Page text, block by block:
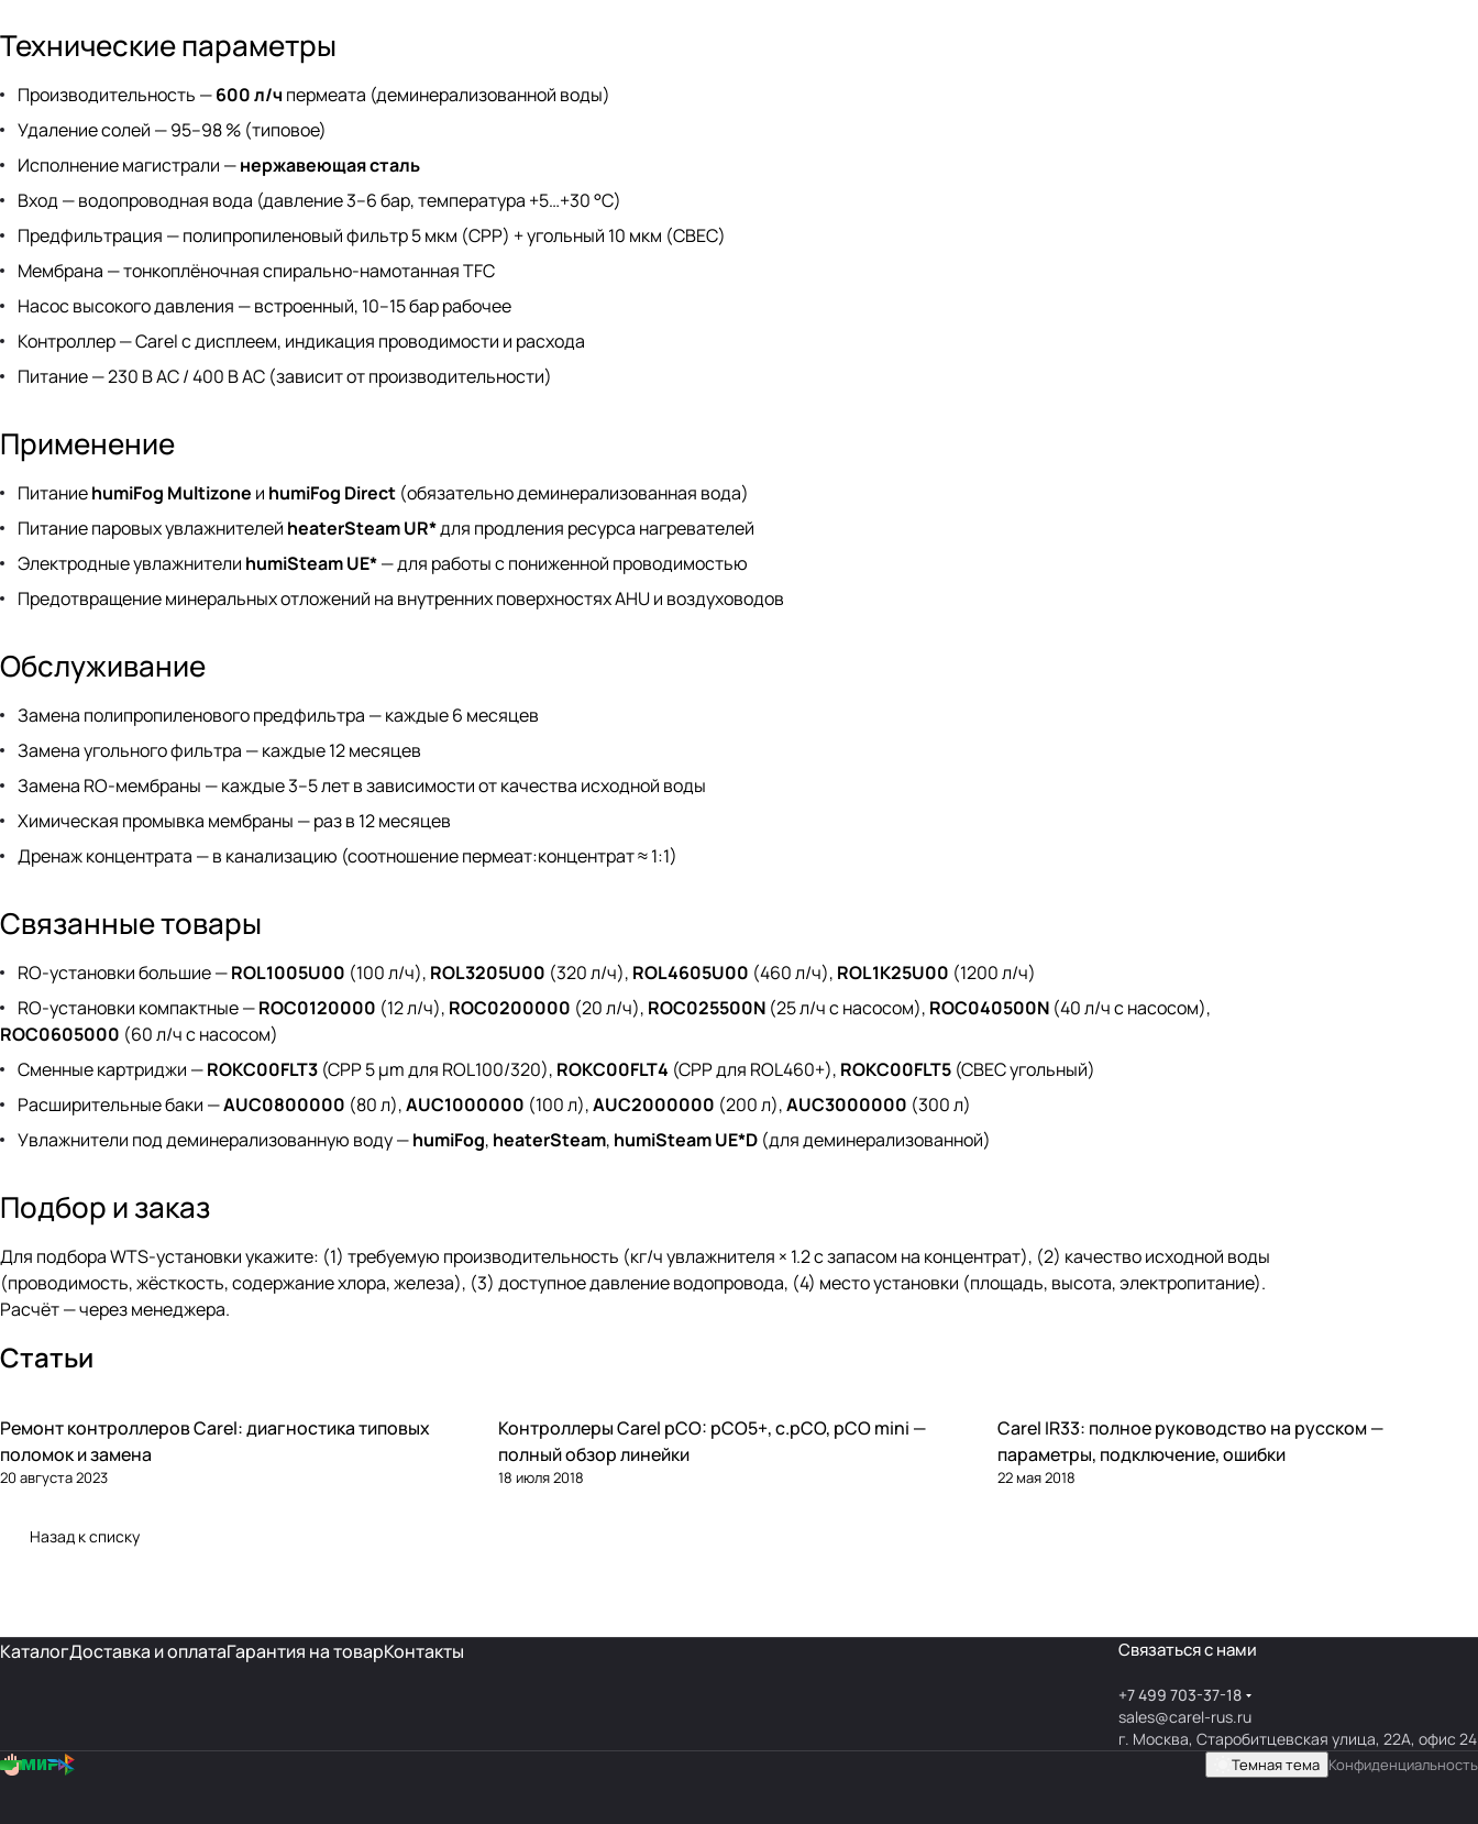
Технические параметры
Производительность —600 л/чпермеата (деминерализованной воды)
Удаление солей — 95–98 % (типовое)
Исполнение магистрали —нержавеющая сталь
Вход — водопроводная вода (давление 3–6 бар, температура +5…+30 °C)
Предфильтрация — полипропиленовый фильтр 5 мкм (CPP) + угольный 10 мкм (CBEC)
Мембрана — тонкоплёночная спирально-намотанная TFC
Насос высокого давления — встроенный, 10–15 бар рабочее
Контроллер — Carel с дисплеем, индикация проводимости и расхода
Питание — 230 В AC / 400 В AC (зависит от производительности)
Применение
ПитаниеhumiFog Multizone и humiFog Direct (обязательно деминерализованная вода)
Питание паровых увлажнителей heaterSteam UR*для продления ресурса нагревателей
Электродные увлажнители humiSteam UE*— для работы с пониженной проводимостью
Предотвращение минеральных отложений на внутренних поверхностях AHU и воздуховодов
Обслуживание
Замена полипропиленового предфильтра — каждые 6 месяцев
Замена угольного фильтра — каждые 12 месяцев
Замена RO-мембраны — каждые 3–5 лет в зависимости от качества исходной воды
Химическая промывка мембраны — раз в 12 месяцев
Дренаж концентрата — в канализацию (соотношение пермеат:концентрат ≈ 1:1)
Связанные товары
RO-установки большие —ROL1005U00 (100 л/ч), ROL3205U00 (320 л/ч), ROL4605U00 (460 л/ч), ROL1K25U00 (1200 л/ч)
RO-установки компактные —ROC0120000 (12 л/ч), ROC0200000 (20 л/ч), ROC025500N (25 л/ч с насосом), ROC040500N (40 л/ч с насосом),
ROC0605000 (60 л/ч с насосом)
Сменные картриджи —ROKC00FLT3 (CPP 5 µm для ROL100/320), ROKC00FLT4 (CPP для ROL460+), ROKC00FLT5 (CBEC угольный)
Расширительные баки —AUC0800000 (80 л),AUC1000000 (100 л),AUC2000000 (200 л),AUC3000000 (300 л)
Увлажнители под деминерализованную воду —humiFog, heaterSteam, humiSteam UE*D (для деминерализованной)
Подбор и заказ
Для подбора WTS-установки укажите: (1) требуемую производительность (кг/ч увлажнителя × 1.2 с запасом на концентрат), (2) качество исходной воды
(проводимость, жёсткость, содержание хлора, железа), (3) доступное давление водопровода, (4) место установки (площадь, высота, электропитание).
Расчёт — черезменеджера.
Статьи
Автоматика и контроллеры
Ремонт контроллеров Carel: диагностика типовых
поломок и замена
20 августа 2023
Автоматика и контроллеры
Контроллеры Carel pCO: pCO5+, c.pCO, pCO mini —
полный обзор линейки
18 июля 2018
Автоматика и контроллеры
Carel IR33: полное руководство на русском —
параметры, подключение, ошибки
22 мая 2018
Назад к списку
КаталогДоставка и оплатаГарантия на товарКонтакты Связаться с нами
+7 499 703-37-18
sales@carel-rus.ru
г. Москва, Старобитцевская улица, 22А, офис 24
Темная тема Конфиденциальность